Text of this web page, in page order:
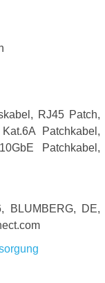
RJ45 Patch,
Patchkabel,
Patchkabel,
BLUMBERG, DE,